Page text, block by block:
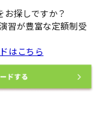
探しですか？
習が豊富な定額制受
はこちら